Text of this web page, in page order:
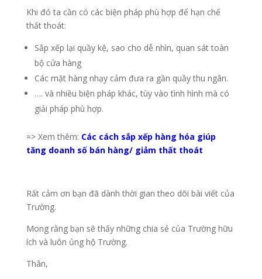
Khi đó ta cần có các biện pháp phù hợp để hạn chế
thất thoát:
Sắp xếp lại quầy kệ, sao cho dễ nhìn, quan sát toàn
bộ cửa hàng
Các mặt hàng nhạy cảm đưa ra gần quầy thu ngân.
…. và nhiều biện pháp khác, tùy vào tình hình mà có
giải pháp phù hợp.
=> Xem thêm: Các cách sắp xếp hàng hóa giúp
tăng doanh số bán hàng/ giảm thất thoát
Rất cảm ơn bạn đã dành thời gian theo dõi bài viết của
Trường.
Mong rằng bạn sẽ thấy những chia sẻ của Trường hữu
ích và luôn ủng hộ Trường.
Thân,